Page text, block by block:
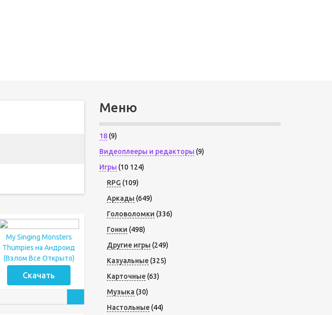
My Singing Monsters
Thumpies на Андроид
(Взлом Все Открыто)
Скачать
Меню
18(9)
Видеоплееры и редакторы (9)
Игры (10 124)
RPG (109)
Аркады (649)
Головоломки (336)
Гонки (498)
Другие игры (249)
Казуальные(325)
Карточные(63)
Музыка (30)
Настольные(44)